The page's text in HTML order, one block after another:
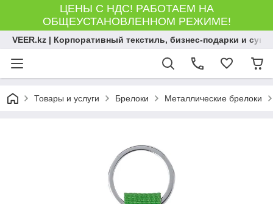
ЦЕНЫ С НДС! РАБОТАЕМ НА
ОБЩЕУСТАНОВЛЕННОМ РЕЖИМЕ!
VEER.kz | Корпоративный текстиль, бизнес-подарки и
Товары и услуги Брелоки Металлические брелоки